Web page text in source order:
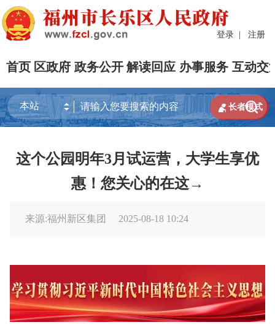
登录 | 注册
首页 区政府 政务公开 解读回应 办事服务 互动交

 长者模式
这个公园明年3月试运营，大学生享优
惠！您关心的在这→
来源:福州新区集团 2025-08-18 10:24